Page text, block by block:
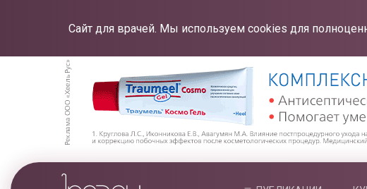
Сайт для врачей. Мы используем cookies для